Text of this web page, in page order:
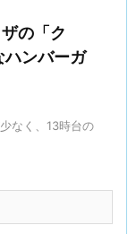
の「ク
ハンバーガ
なく、13時台の